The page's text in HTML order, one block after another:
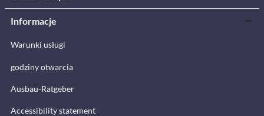
Informacje
Warunki usługi
godziny otwarcia
Ausbau-Ratgeber
Accessibility statement